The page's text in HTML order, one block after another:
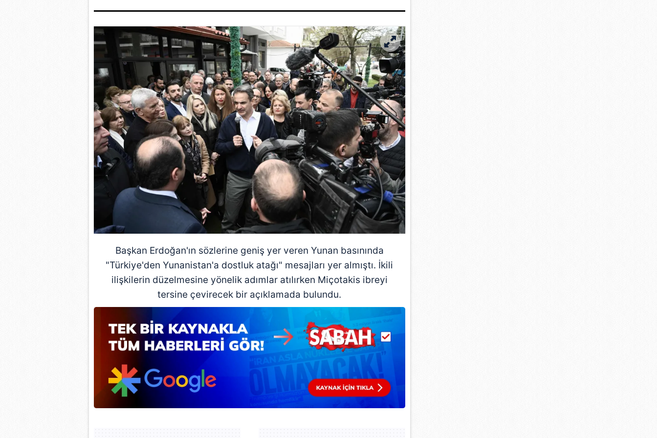
Başkan Erdoğan'ın sözlerine geniş yer veren Yunan basınında
"Türkiye'den Yunanistan'a dostluk atağı" mesajları yer almıştı. İkili
ilişkilerin düzelmesine yönelik adımlar atılırken Miçotakis ibreyi
tersine çevirecek bir açıklamada bulundu.